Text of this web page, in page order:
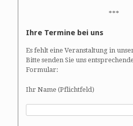
***
Ihre Termine bei uns
Es fehlt eine Veranstaltung in
Bitte senden Sie uns
Formular:
Ihr Name (Pflichtfeld)